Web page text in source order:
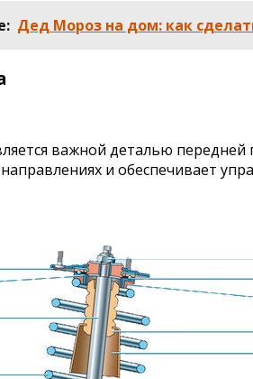
Дед Мороз на дом: как
важной деталью передней
направлениях и обеспечивает